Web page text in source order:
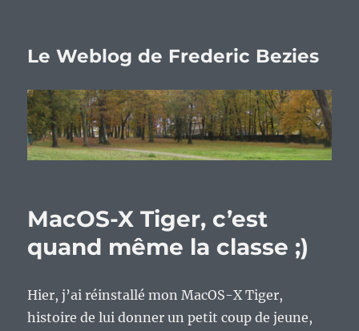
Le Weblog de Frederic Bezies
MacOS-X Tiger, c’est
quand même la classe ;)
Hier, j’ai réinstallé mon MacOS-X Tiger,
histoire de lui donner un petit coup de jeune,